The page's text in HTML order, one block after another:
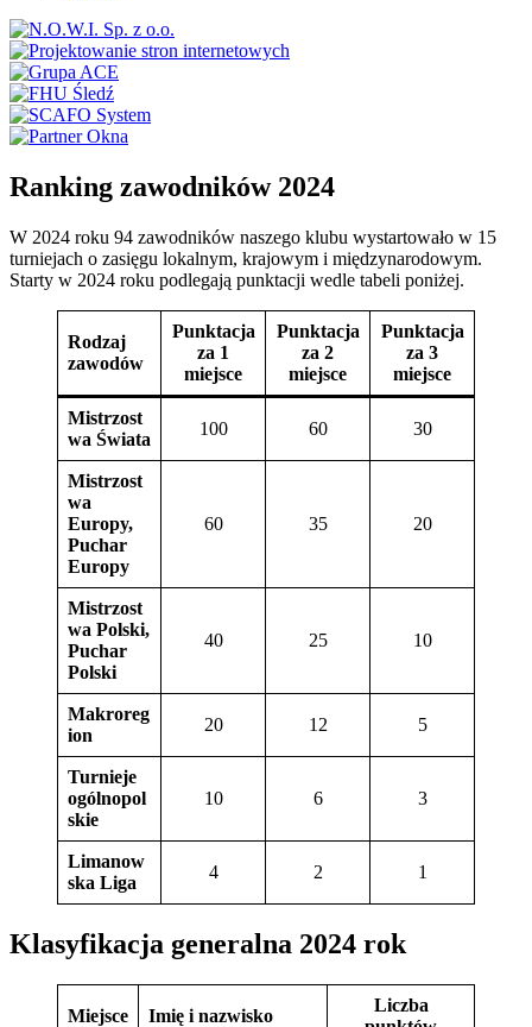
Ranking zawodników 2024
W 2024 roku 94 zawodników naszego klubu wystartowało w 15
turniejach o zasięgu lokalnym, krajowym i międzynarodowym.
Starty w 2024 roku podlegają punktacji wedle tabeli poniżej.
Rodzaj
zawodów
Punktacja
za 1
miejsce
Punktacja
za 2
miejsce
Punktacja
za 3
miejsce
Mistrzost
wa Świata
100 60 30
Mistrzost
wa
Europy,
Puchar
Europy
60 35 20
Mistrzost
wa Polski,
Puchar
Polski
40 25 10
Makroreg
ion
20 12 5
Turnieje
ogólnopol
skie
10 6 3
Limanow
ska Liga
4 2 1
Klasyfikacja generalna 2024 rok
Miejsce Imię i nazwisko
Liczba